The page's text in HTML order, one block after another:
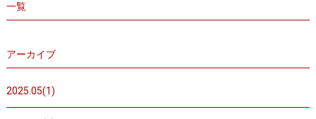
一覧
アーカイブ
2025.05(1)